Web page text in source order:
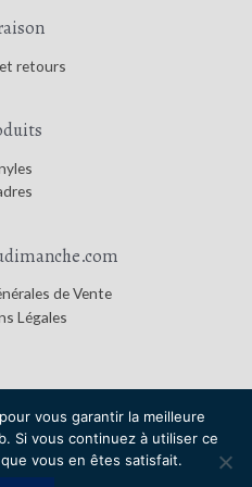
retours
de Vente
Légales
Dimanche|Credits
vous garantir la meilleure
Si vous continuez à utiliser ce
vous en êtes satisfait.